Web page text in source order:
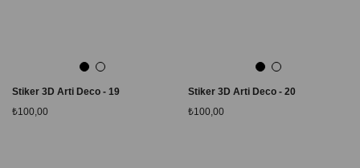
Stiker 3D Arti Deco - 19
₺100,00
Stiker 3D Arti Deco - 20
₺100,00